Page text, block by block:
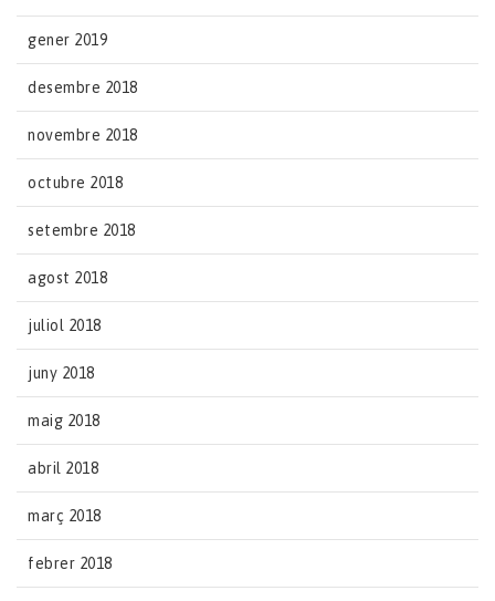
gener 2019
desembre 2018
novembre 2018
octubre 2018
setembre 2018
agost 2018
juliol 2018
juny 2018
maig 2018
abril 2018
març 2018
febrer 2018